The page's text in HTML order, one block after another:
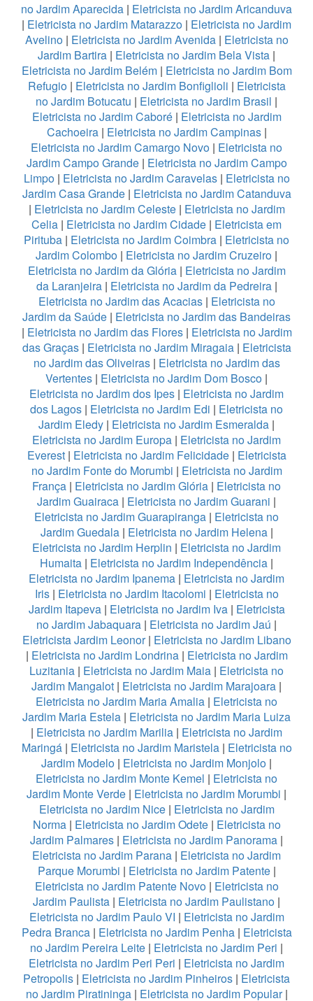
no Jardim Aparecida | Eletricista no Jardim Aricanduva
| Eletricista no Jardim Matarazzo | Eletricista no Jardim
Avelino| Eletricista no Jardim Avenida| Eletricista no
Jardim Bartira | Eletricista no Jardim Bela Vista |
Eletricista no Jardim Belém| Eletricista no Jardim Bom
Refugio| Eletricista no Jardim Bonfiglioli | Eletricista
no Jardim Botucatu | Eletricista no Jardim Brasil |
Eletricista no Jardim Caboré| Eletricista no Jardim
Cachoeira| Eletricista no Jardim Campinas|
Eletricista no Jardim Camargo Novo | Eletricista no
Jardim Campo Grande| Eletricista no Jardim Campo
Limpo| Eletricista no Jardim Caravelas| Eletricista no
Jardim Casa Grande| Eletricista no Jardim Catanduva
| Eletricista no Jardim Celeste| Eletricista no Jardim
Celia | Eletricista no Jardim Cidade | Eletricista em
Pirituba | Eletricista no Jardim Coimbra | Eletricista no
Jardim Colombo | Eletricista no Jardim Cruzeiro |
Eletricista no Jardim da Glória| Eletricista no Jardim
da Laranjeira| Eletricista no Jardim da Pedreira|
Eletricista no Jardim das Acacias| Eletricista no
Jardim da Saúde | Eletricista no Jardim das Bandeiras
| Eletricista no Jardim das Flores| Eletricista no Jardim
das Graças| Eletricista no Jardim Miragaia| Eletricista
no Jardim das Oliveiras| Eletricista no Jardim das
Vertentes | Eletricista no Jardim Dom Bosco |
Eletricista no Jardim dos Ipes | Eletricista no Jardim
dos Lagos | Eletricista no Jardim Edi | Eletricista no
Jardim Eledy | Eletricista no Jardim Esmeralda |
Eletricista no Jardim Europa | Eletricista no Jardim
Everest| Eletricista no Jardim Felicidade| Eletricista
no Jardim Fonte do Morumbi | Eletricista no Jardim
França | Eletricista no Jardim Glória | Eletricista no
Jardim Guairaca | Eletricista no Jardim Guarani |
Eletricista no Jardim Guarapiranga | Eletricista no
Jardim Guedala| Eletricista no Jardim Helena|
Eletricista no Jardim Herplin | Eletricista no Jardim
Humaita | Eletricista no Jardim Independência |
Eletricista no Jardim Ipanema | Eletricista no Jardim
Iris| Eletricista no Jardim Itacolomi | Eletricista no
Jardim Itapeva| Eletricista no Jardim Iva| Eletricista
no Jardim Jabaquara | Eletricista no Jardim Jaú |
Eletricista Jardim Leonor| Eletricista no Jardim Libano
| Eletricista no Jardim Londrina| Eletricista no Jardim
Luzitania | Eletricista no Jardim Maia | Eletricista no
Jardim Mangalot | Eletricista no Jardim Marajoara |
Eletricista no Jardim Maria Amalia | Eletricista no
Jardim Maria Estela | Eletricista no Jardim Maria Luiza
| Eletricista no Jardim Marilia | Eletricista no Jardim
Maringá| Eletricista no Jardim Maristela| Eletricista no
Jardim Modelo | Eletricista no Jardim Monjolo |
Eletricista no Jardim Monte Kemel | Eletricista no
Jardim Monte Verde | Eletricista no Jardim Morumbi |
Eletricista no Jardim Nice| Eletricista no Jardim
Norma| Eletricista no Jardim Odete| Eletricista no
Jardim Palmares | Eletricista no Jardim Panorama |
Eletricista no Jardim Parana | Eletricista no Jardim
Parque Morumbi | Eletricista no Jardim Patente|
Eletricista no Jardim Patente Novo| Eletricista no
Jardim Paulista | Eletricista no Jardim Paulistano |
Eletricista no Jardim Paulo VI | Eletricista no Jardim
Pedra Branca| Eletricista no Jardim Penha| Eletricista
no Jardim Pereira Leite | Eletricista no Jardim Peri |
Eletricista no Jardim Peri Peri | Eletricista no Jardim
Petropolis | Eletricista no Jardim Pinheiros | Eletricista
no Jardim Piratininga| Eletricista no Jardim Popular|